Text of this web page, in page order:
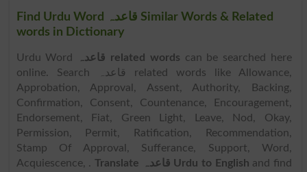
Find Urdu Word قاعدہ Similar Words & Related
words in Dictionary
Urdu Word قاعدہ related words can be searched here
online. Search قاعدہ related words like Allowance,
Approbation, Approval, Assent, Authority, Backing,
Confirmation, Consent, Countenance, Encouragement,
Endorsement, Fiat, Green Light, Leave, Nod, Okay,
Permission, Permit, Ratification, Recommendation,
Stamp Of Approval, Sufferance, Support, Word,
Acquiescence, .
Translate قاعدہ Urdu to English and find